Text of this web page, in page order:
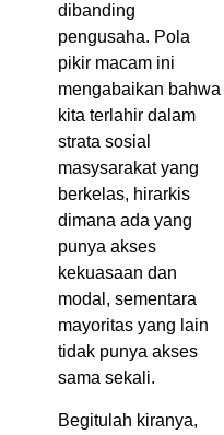
dibanding
pengusaha. Pola
pikir macam ini
mengabaikan bahwa
kita terlahir dalam
strata sosial
masysarakat yang
berkelas, hirarkis
dimana ada yang
punya akses
kekuasaan dan
modal, sementara
mayoritas yang lain
tidak punya akses
sama sekali.
Begitulah kiranya,